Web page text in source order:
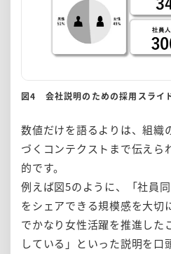
図4 会社説明のための採用スライ
数値だけを語るよりは、組織
づくコンテクストまで伝えら
的です。
例えば図5のように、「社員
をシェアできる規模感を大切
でかなり女性活躍を推進した
している」といった説明を口